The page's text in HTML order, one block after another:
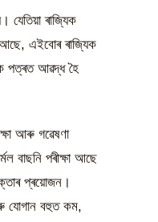
যেতিয়া ৰাজ্যিক
আছে, এইবোৰ ৰাজ্যিক
পত্ৰত আৱদ্ধ হৈ
আৰু গৱেষণা
বাছনি পৰীক্ষা আছে
প্ৰয়োজন।
যোগান বহুত কম,